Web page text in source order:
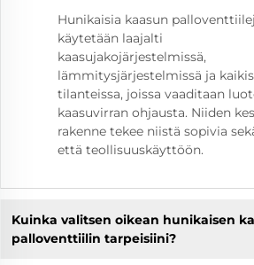
Hunikaisia kaasun
käytetään laajalti
kaasujakojärjestelmissä,
lämmitysjärjestelmissä ja
tilanteissa, joissa vaaditaan
kaasuvirran ohjausta. Niiden
rakenne tekee niistä sopivia
että teollisuuskäyttöön.
Kuinka valitsen oikean hunikaisen
palloventtiilin tarpeisiini?